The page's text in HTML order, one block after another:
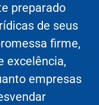
preparado
de seus
firme,
excelência,
empresas